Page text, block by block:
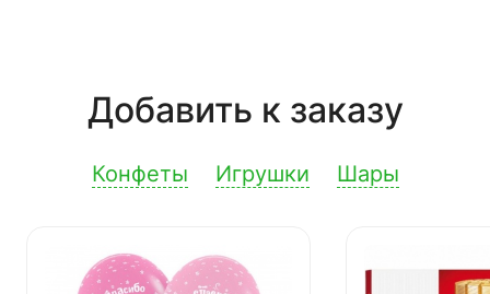
Добавить к заказу
Конфеты Игрушки Шары